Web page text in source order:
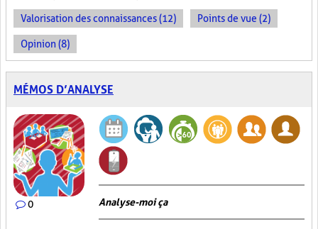
Valorisation des connaissances (12) Points de vue (2)
Opinion (8)
MÉMOS D’ANALYSE
0 Analyse-moi ça